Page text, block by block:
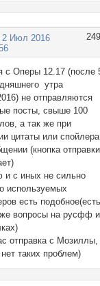
249
2 Июл 2016
с Оперы 12.17 (после
утра
не отправляются
посты, свыше 100
а так же при
цитаты или спойлера
(кнопка отправки
и с иных не сильно
используемых
есть
же вопросы на русфф и
отправка с Мозиллы,
таких проблем)